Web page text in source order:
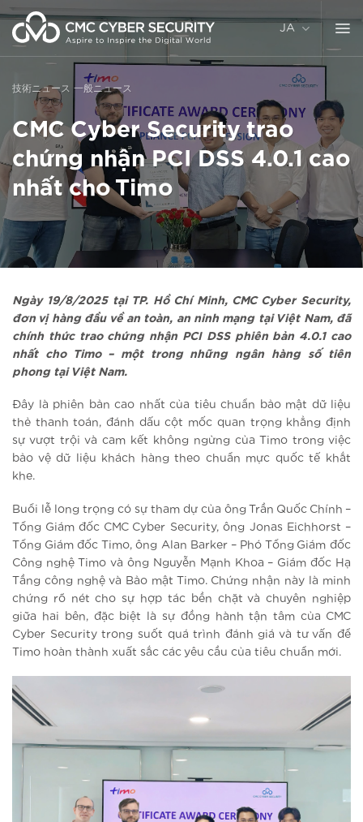
プ
JA
技術ニュース 一般ニュース
CMC Cyber Security trao
chứng nhận PCI DSS 4.0.1 cao
nhất cho Timo
Ngày 19/8/2025 tại TP. Hồ Chí Minh, CMC Cyber Security,
đơn vị hàng đầu về an toàn, an ninh mạng tại Việt Nam, đã
chính thức trao chứng nhận PCI DSS phiên bản 4.0.1 cao
nhất cho Timo – một trong những ngân hàng số tiên
phong tại Việt Nam.
Đây là phiên bản cao nhất của tiêu chuẩn bảo mật dữ liệu
thẻ thanh toán, đánh dấu cột mốc quan trọng khẳng định
sự vượt trội và cam kết không ngừng của Timo trong việc
bảo vệ dữ liệu khách hàng theo chuẩn mực quốc tế khắt
khe.
Buổi lễ long trọng có sự tham dự của ông Trần Quốc Chính –
Tổng Giám đốc CMC Cyber Security, ông Jonas Eichhorst –
Tổng Giám đốc Timo, ông Alan Barker – Phó Tổng Giám đốc
Công nghệ Timo và ông Nguyễn Mạnh Khoa – Giám đốc Hạ
Tầng công nghệ và Bảo mật Timo. Chứng nhận này là minh
chứng rõ nét cho sự hợp tác bền chặt và chuyên nghiệp
giữa hai bên, đặc biệt là sự đồng hành tận tâm của CMC
Cyber Security trong suốt quá trình đánh giá và tư vấn để
Timo hoàn thành xuất sắc các yêu cầu của tiêu chuẩn mới.